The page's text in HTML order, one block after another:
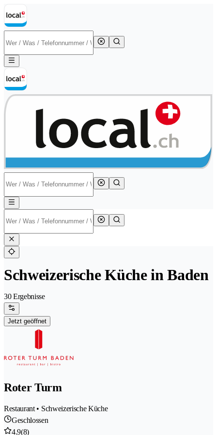
Schweizerische Küche in Baden
30 Ergebnisse
Jetzt geöffnet
Roter Turm
Restaurant • Schweizerische Küche
Geschlossen
4.9(8)